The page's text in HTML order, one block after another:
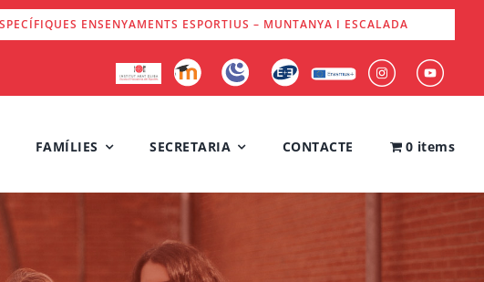
ENSENYAMENTS ESPORTIUS – MUNTANYA I ESCALADA
FAMÍLIES SECRETARIA CONTACTE 0 items